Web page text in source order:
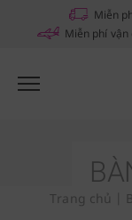
Trang chủ
Miễn
Miễn phí vận